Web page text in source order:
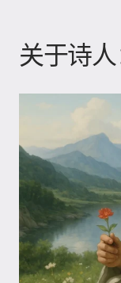
关于诗人